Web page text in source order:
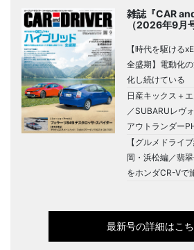
雑誌『CAR
（2026年9月
【時代を駆ける
全盛期】電動化
化し続けている
日産キックス＋
／SUBARUレヴ
アウトランダー
【グルメドライ
岡・浜松編／翡
をホンダCR-Vで
最新号の詳細はこ